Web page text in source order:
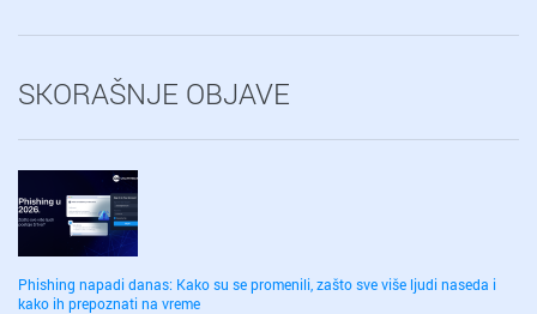
SKORAŠNJE OBJAVE
Phishing napadi danas: Kako su se promenili, zašto sve više ljudi naseda i
kako ih prepoznati na vreme